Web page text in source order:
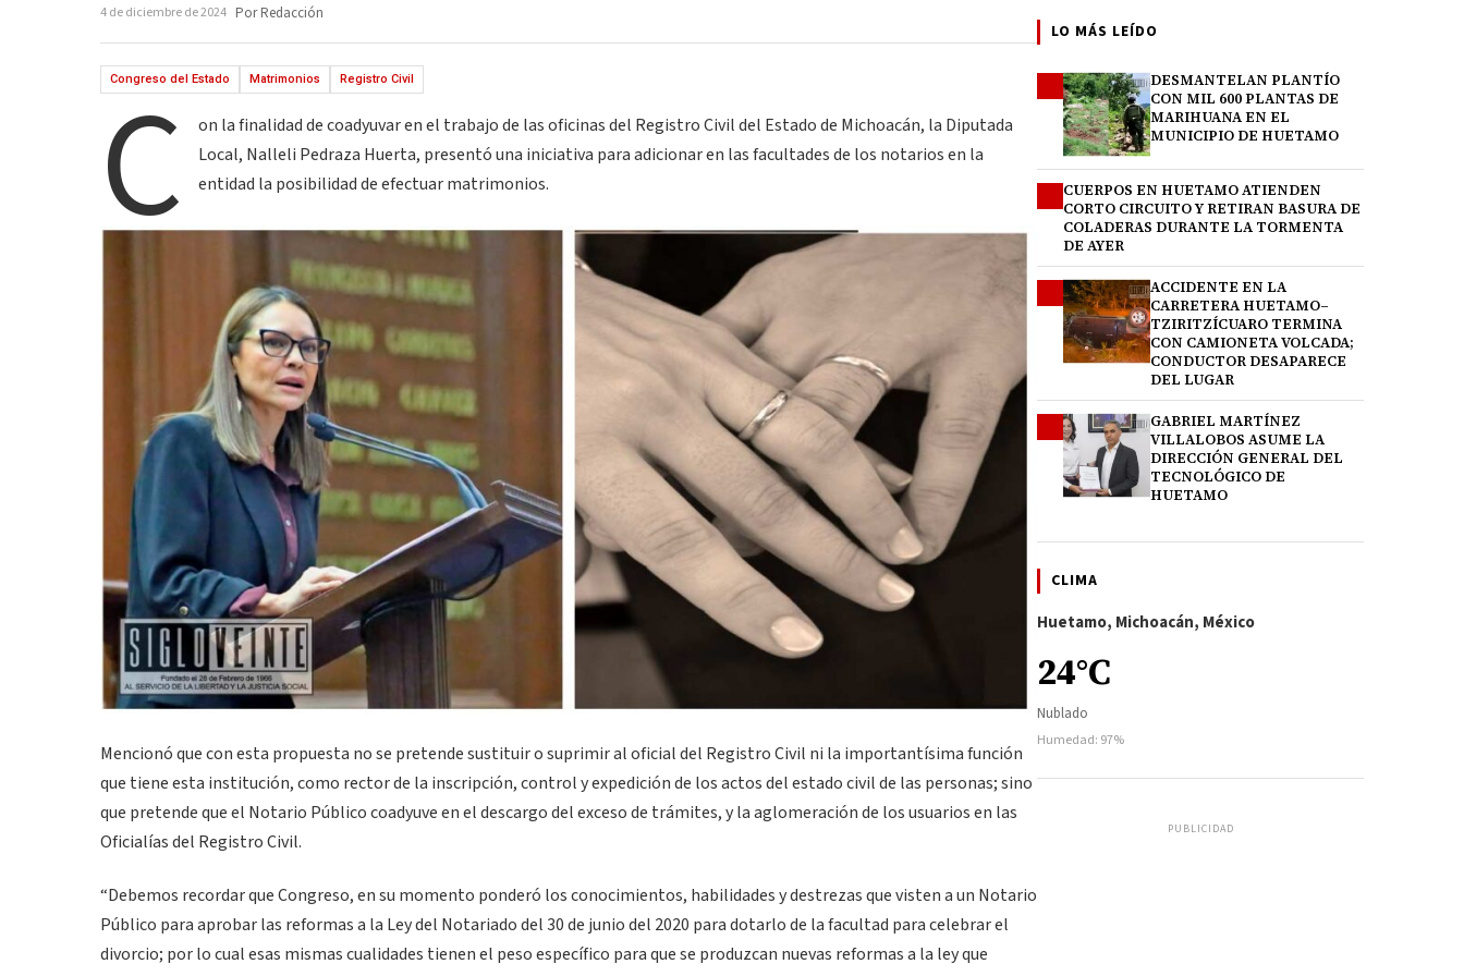
4 de diciembre de 2024 Por Redacción
Congreso del Estado Matrimonios Registro Civil
C
on la finalidad de coadyuvar en el trabajo de las oficinas del Registro Civil del Estado de Michoacán, la Diputada
Local, Nalleli Pedraza Huerta, presentó una iniciativa para adicionar en las facultades de los notarios en la
entidad la posibilidad de efectuar matrimonios.
Mencionó que con esta propuesta no se pretende sustituir o suprimir al oficial del Registro Civil ni la importantísima función
que tiene esta institución, como rector de la inscripción, control y expedición de los actos del estado civil de las personas; sino
que pretende que el Notario Público coadyuve en el descargo del exceso de trámites, y la aglomeración de los usuarios en las
Oficialías del Registro Civil.
“Debemos recordar que Congreso, en su momento ponderó los conocimientos, habilidades y destrezas que visten a un Notario
Público para aprobar las reformas a la Ley del Notariado del 30 de junio del 2020 para dotarlo de la facultad para celebrar el
divorcio; por lo cual esas mismas cualidades tienen el peso específico para que se produzcan nuevas reformas a la ley que
LO MÁS LEÍDO
DESMANTELAN PLANTÍO
CON MIL 600 PLANTAS DE
MARIHUANA EN EL
MUNICIPIO DE HUETAMO
CUERPOS EN HUETAMO ATIENDEN
CORTO CIRCUITO Y RETIRAN BASURA DE
COLADERAS DURANTE LA TORMENTA
DE AYER
ACCIDENTE EN LA
CARRETERA HUETAMO–
TZIRITZÍCUARO TERMINA
CON CAMIONETA VOLCADA;
CONDUCTOR DESAPARECE
DEL LUGAR
GABRIEL MARTÍNEZ
VILLALOBOS ASUME LA
DIRECCIÓN GENERAL DEL
TECNOLÓGICO DE
HUETAMO
CLIMA
Huetamo, Michoacán, México
24°C
Nublado
Humedad: 97%
PUBLICIDAD